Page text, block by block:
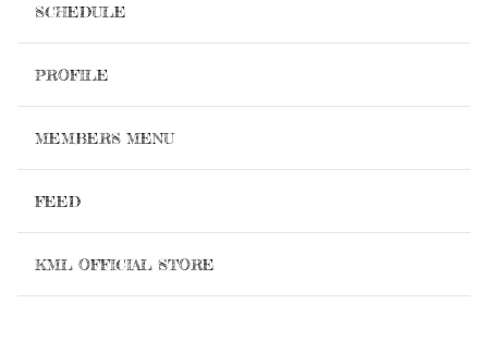
SCHEDULE
PROFILE
MEMBERS MENU
FEED
KML OFFICIAL STORE